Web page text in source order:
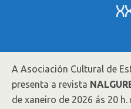
A Asociación Cultural de
presenta a revista
de xaneiro de 2026 ás 20